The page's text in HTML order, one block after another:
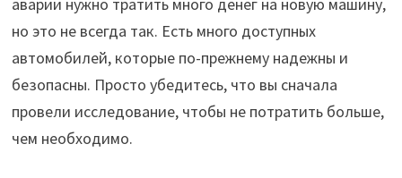
но это не всегда так. Есть много доступных
автомобилей, которые по-прежнему надежны и
безопасны. Просто убедитесь, что вы сначала
провели исследование, чтобы не потратить больше,
чем необходимо.